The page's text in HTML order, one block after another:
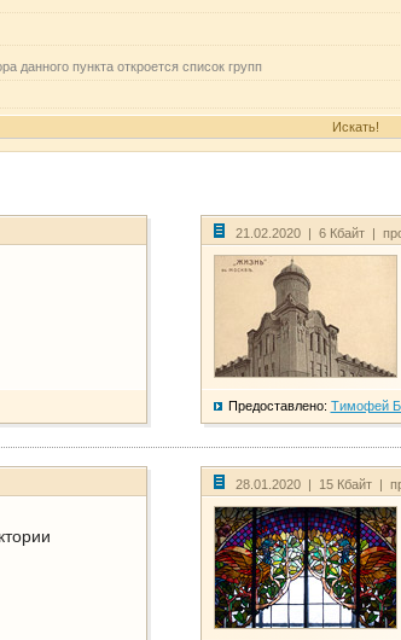
данного пункта откроется список групп
21.02.2020 | 6 Кбайт |
Предоставлено: Тимофей
28.01.2020 | 15 Кбайт |